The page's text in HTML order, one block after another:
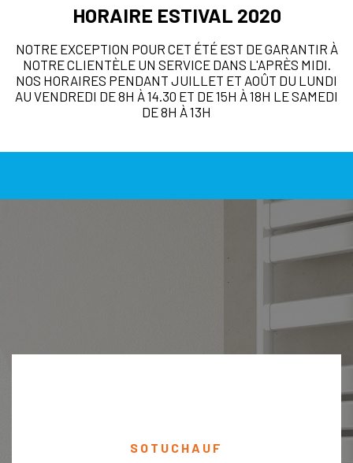
HORAIRE ESTIVAL 2020
NOTRE EXCEPTION POUR CET ÉTÉ EST DE GARANTIR À
NOTRE CLIENTÈLE UN SERVICE DANS L'APRÈS MIDI.
NOS HORAIRES PENDANT JUILLET ET AOÛT DU LUNDI
AU VENDREDI DE 8H À 14.30 ET DE 15H À 18H LE SAMEDI
DE 8H À 13H
SOTUCHAUF